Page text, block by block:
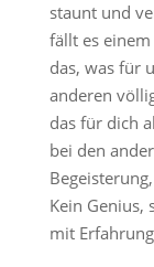
staunt und
fällt es
das, was für
anderen
das für dich
bei den
Kein Genius,
mit